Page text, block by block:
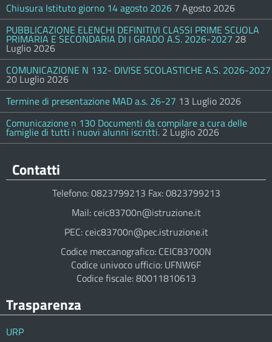
Chiusura Istituto giorno 14 agosto 2026 7 Agosto 2026
PUBBLICAZIONE ELENCHI DEFINITIVI CLASSI PRIME SCUOLA
PRIMARIA E SECONDARIA DI I GRADO A.S. 2026-2027 28
Luglio 2026
COMUNICAZIONE N 132- DIVISE SCOLASTICHE A.S. 2026-2027
20 Luglio 2026
Termine di presentazione MAD a.s. 26-27 13 Luglio 2026
Comunicazione n 130 Documenti da compilare a cura delle
famiglie di tutti i nuovi alunni iscritti. 2 Luglio 2026
Contatti
Telefono: 0823799213 Fax: 0823799213
Mail: ceic83700n@istruzione.it
PEC: ceic83700n@pec.istruzione.it
Codice meccanografico: CEIC83700N
Codice univoco ufficio: UFNW6F
Codice fiscale: 80011810613
Trasparenza
URP